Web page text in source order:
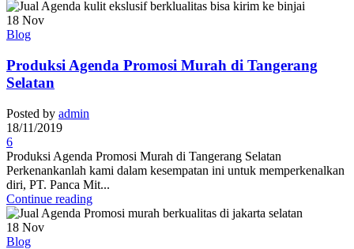
18 Nov
Blog
Produksi Agenda Promosi Murah di Tangerang
Selatan
Posted by admin
18/11/2019
6
Produksi Agenda Promosi Murah di Tangerang Selatan
Perkenankanlah kami dalam kesempatan ini untuk memperkenalkan
diri, PT. Panca Mit...
Continue reading
18 Nov
Blog